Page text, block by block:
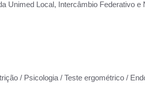
Unimed Local, Intercâmbio Federativo e
/ Psicologia / Teste ergométrico /